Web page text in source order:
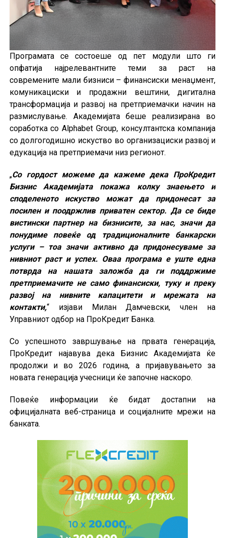
Програмата се состоеше од пет модули што ги
опфатија најрелевантните теми за раст на
современите мали бизниси – финансиски менаџмент,
комуникациски и продажни вештини, дигитална
трансформација и развој на претприемачки начин на
размислување. Академијата беше реализирана во
соработка со Alphabet Group, консултантска компанија
со долгогодишно искуство во организациски развој и
едукација на претприемачи низ регионот.
„Со гордост можеме да кажеме дека ПроКредит
Бизнис Академијата покажа колку знаењето и
споделеното искуство можат да придонесат за
посилен и поодржлив приватен сектор. Да се биде
вистински партнер на бизнисите, за нас, значи да
понудиме повеќе од традиционалните банкарски
услуги – тоа значи активно да придонесуваме за
нивниот раст и успех. Оваа програма е уште една
потврда на нашата заложба да ги поддржиме
претприемачите не само финансиски, туку и преку
развој на нивните капацитети и мрежата на
контакти,“ изјави Милан Дамчевски, член на
Управниот одбор на ПроКредит Банка.
Со успешното завршување на првата генерација,
ПроКредит најавува дека Бизнис Академијата ќе
продолжи и во 2026 година, а пријавувањето за
новата генерација учесници ќе започне наскоро.
Повеќе информации ќе бидат достапни на
официјалната веб-страница и социјалните мрежи на
банката.